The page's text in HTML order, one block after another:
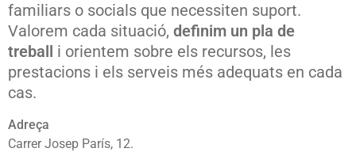
familiars o socials que necessiten suport.
Valorem cada situació, definim un pla de
treball i orientem sobre els recursos, les
prestacions i els serveis més adequats en cada
cas.
Adreça
Carrer Josep París, 12.